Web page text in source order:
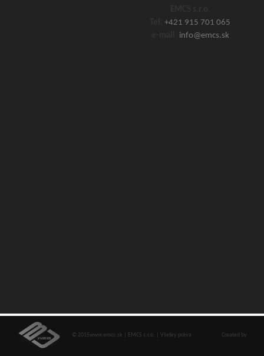
Tel:+421 915 701 065
info@emcs.sk
© 2015www.emcs.sk | EMCS s.r.o. | Všetky práva Created by